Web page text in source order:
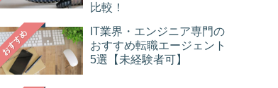
比較！
おすすめ
IT業界・エンジニア専門の
おすすめ転職エージェント
5選【未経験者可】